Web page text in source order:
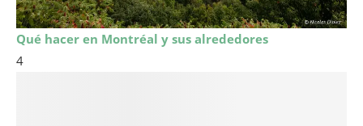
Qué hacer en Montréal y sus alrededores
4